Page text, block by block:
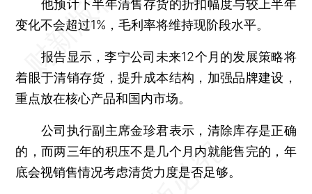
他预计下半年清售存货的折扣幅度与较上半年
变化不会超过1%，毛利率将维持现阶段水平。
报告显示，李宁公司未来12个月的发展策略将
着眼于清销存货，提升成本结构，加强品牌建设，
重点放在核心产品和国内市场。
公司执行副主席金珍君表示，清除库存是正确
的，而两三年的积压不是几个月内就能售完的，年
底会视销售情况考虑清货力度是否足够。